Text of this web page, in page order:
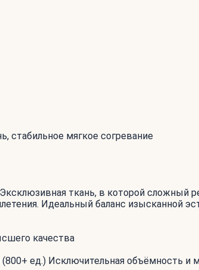
стабильное мягкое согревание
ткань, в которой сложный
Идеальный баланс изысканной
качества
ед.) Исключительная объёмность и